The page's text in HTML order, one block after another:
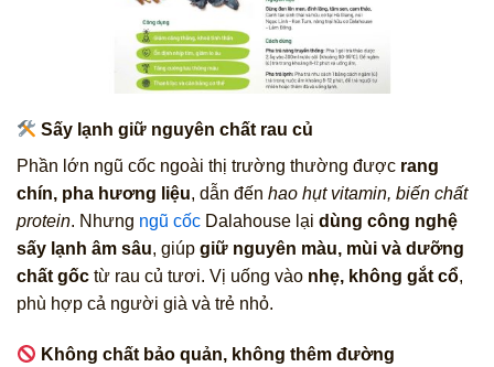
Sấy lạnh giữ nguyên chất rau củ
Phần lớn ngũ cốc ngoài thị trường thường được rang
chín, pha hương liệu, dẫn đến hao hụt vitamin, biến chất
protein. Nhưng ngũ cốc Dalahouse lại dùng công nghệ
sấy lạnh âm sâu, giúp giữ nguyên màu, mùi và dưỡng
chất gốc từ rau củ tươi. Vị uống vào nhẹ, không gắt cổ,
phù hợp cả người già và trẻ nhỏ.
Không chất bảo quản, không thêm đường